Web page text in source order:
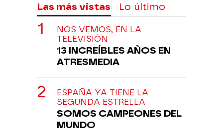
Las más vistas Lo último
NOS VEMOS, EN LA
TELEVISIÓN
13 INCREÍBLES AÑOS EN
ATRESMEDIA
ESPAÑA YA TIENE LA
SEGUNDA ESTRELLA
SOMOS CAMPEONES DEL
MUNDO